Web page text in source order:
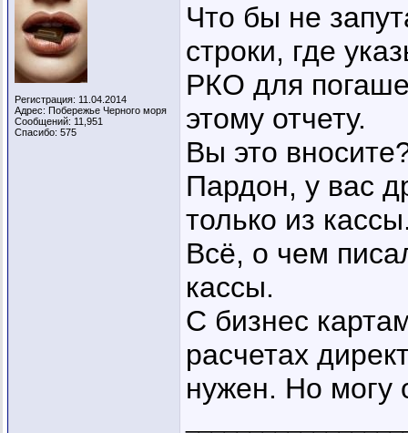
Регистрация: 11.04.2014
Адрес: Побережье Черного моря
Сообщений: 11,951
Спасибо: 575
Что бы не
строки, где
РКО для
этому отчету.
Вы это
Пардон, у вас
только из
Всё, о чем
кассы.
С бизнес
расчетах
нужен. Но могу